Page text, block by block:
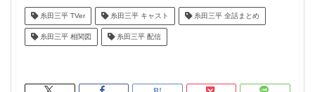
糸田三平 TVer 糸田三平 キャスト 糸田三平 全話まとめ
糸田三平 相関図 糸田三平 配信